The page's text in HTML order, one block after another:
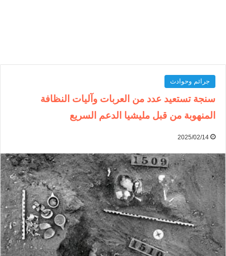
جرائم وحوادث
سنجة تستعيد عدد من العربات وآليات النظافة
المنهوبة من قبل مليشيا الدعم السريع
2025/02/14